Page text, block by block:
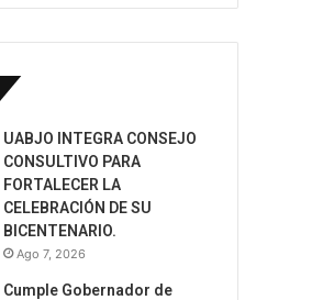
UABJO INTEGRA CONSEJO
CONSULTIVO PARA
FORTALECER LA
CELEBRACIÓN DE SU
BICENTENARIO.
Ago 7, 2026
Cumple Gobernador de